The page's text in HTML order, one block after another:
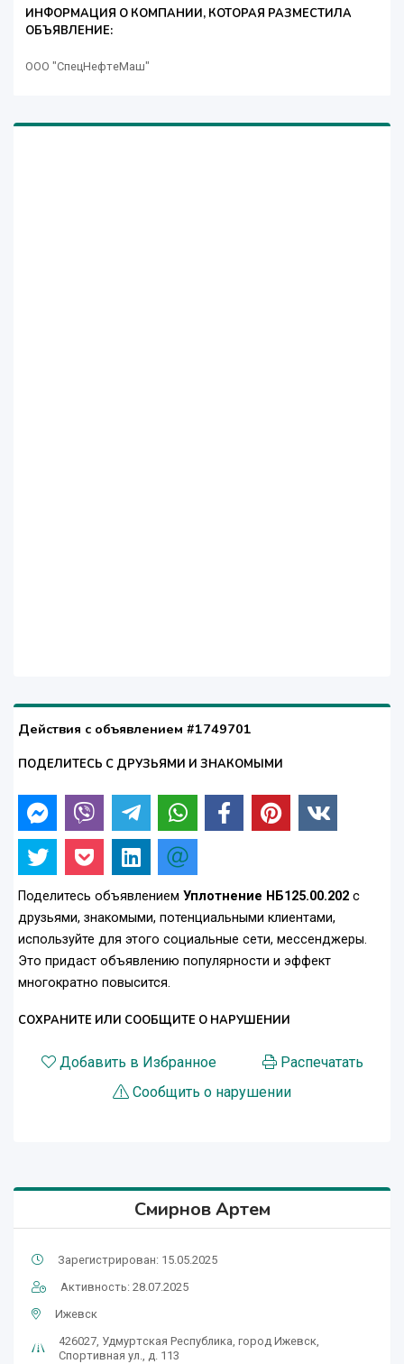
ИНФОРМАЦИЯ О КОМПАНИИ, КОТОРАЯ РАЗМЕСТИЛА
ОБЪЯВЛЕНИЕ:
ООО "СпецНефтеМаш"
Действия с объявлением #1749701
ПОДЕЛИТЕСЬ С ДРУЗЬЯМИ И ЗНАКОМЫМИ
Поделитесь объявлением Уплотнение НБ125.00.202 с
друзьями, знакомыми, потенциальными клиентами,
используйте для этого социальные сети, мессенджеры.
Это придаст объявлению популярности и эффект
многократно повысится.
СОХРАНИТЕ ИЛИ СООБЩИТЕ О НАРУШЕНИИ
Добавить в Избранное
Распечатать
Сообщить о нарушении
Смирнов Артем
Зарегистрирован: 15.05.2025
Активность: 28.07.2025
Ижевск
426027, Удмуртская Республика, город Ижевск,
Спортивная ул., д. 113